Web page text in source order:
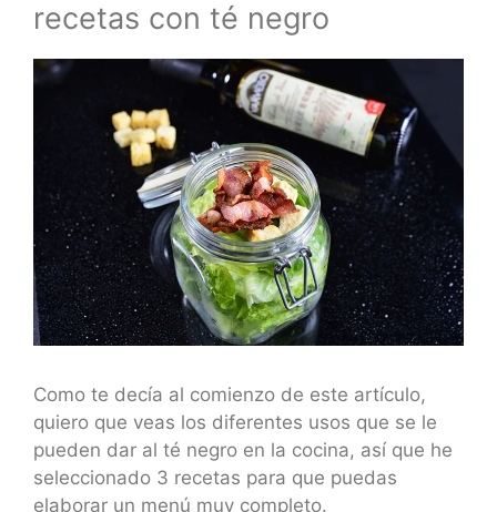
recetas con té negro
Como te decía al comienzo de este artículo,
quiero que veas los diferentes usos que se le
pueden dar al té negro en la cocina, así que he
seleccionado 3 recetas para que puedas
elaborar un menú muy completo.